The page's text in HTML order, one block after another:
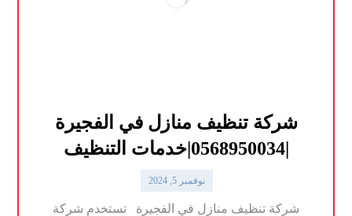
شركة تنظيف منازل في الفجيرة
|0568950034|خدمات التنظيف
نوفمبر 5, 2024
شركة تنظيف منازل في الفجيرة تستخدم شركة